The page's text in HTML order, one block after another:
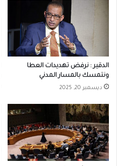
الدقير : نرفض تهديدات العطا
ونتمسك بالمسار المدني
ديسمبر 20, 2025